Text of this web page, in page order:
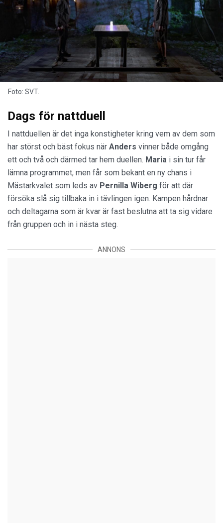
Foto: SVT.
Dags för nattduell
I nattduellen är det inga konstigheter kring vem av dem som
har störst och bäst fokus när Anders vinner både omgång
ett och två och därmed tar hem duellen. Maria i sin tur får
lämna programmet, men får som bekant en ny chans i
Mästarkvalet som leds av Pernilla Wiberg för att där
försöka slå sig tillbaka in i tävlingen igen. Kampen hårdnar
och deltagarna som är kvar är fast beslutna att ta sig vidare
från gruppen och in i nästa steg.
ANNONS